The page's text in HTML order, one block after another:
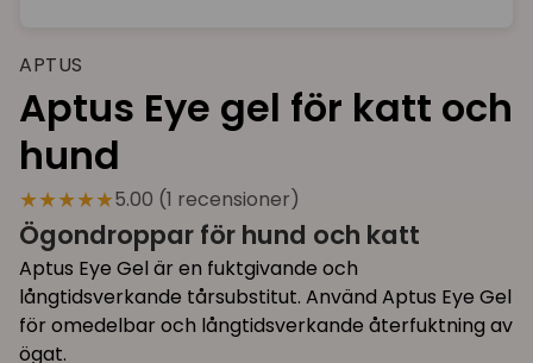
APTUS
Aptus Eye gel för katt och
hund
★★★★★5.00 (1 recensioner)
Ögondroppar för hund och katt
Aptus Eye Gel är en fuktgivande och
långtidsverkande tårsubstitut. Använd Aptus Eye Gel
för omedelbar och långtidsverkande återfuktning av
ögat.